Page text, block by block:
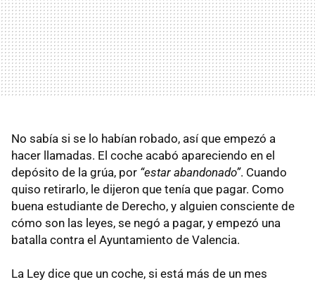
No sabía si se lo habían robado, así que empezó a
hacer llamadas. El coche acabó apareciendo en el
depósito de la grúa, por “estar abandonado”. Cuando
quiso retirarlo, le dijeron que tenía que pagar. Como
buena estudiante de Derecho, y alguien consciente de
cómo son las leyes, se negó a pagar, y empezó una
batalla contra el Ayuntamiento de Valencia.
La Ley dice que un coche, si está más de un mes